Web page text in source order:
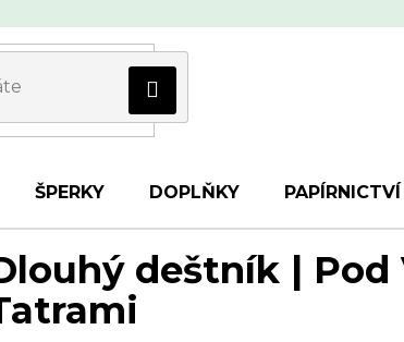
ŠPERKY DOPLŇKY PAPÍRNICTVÍ
deštník | Pod